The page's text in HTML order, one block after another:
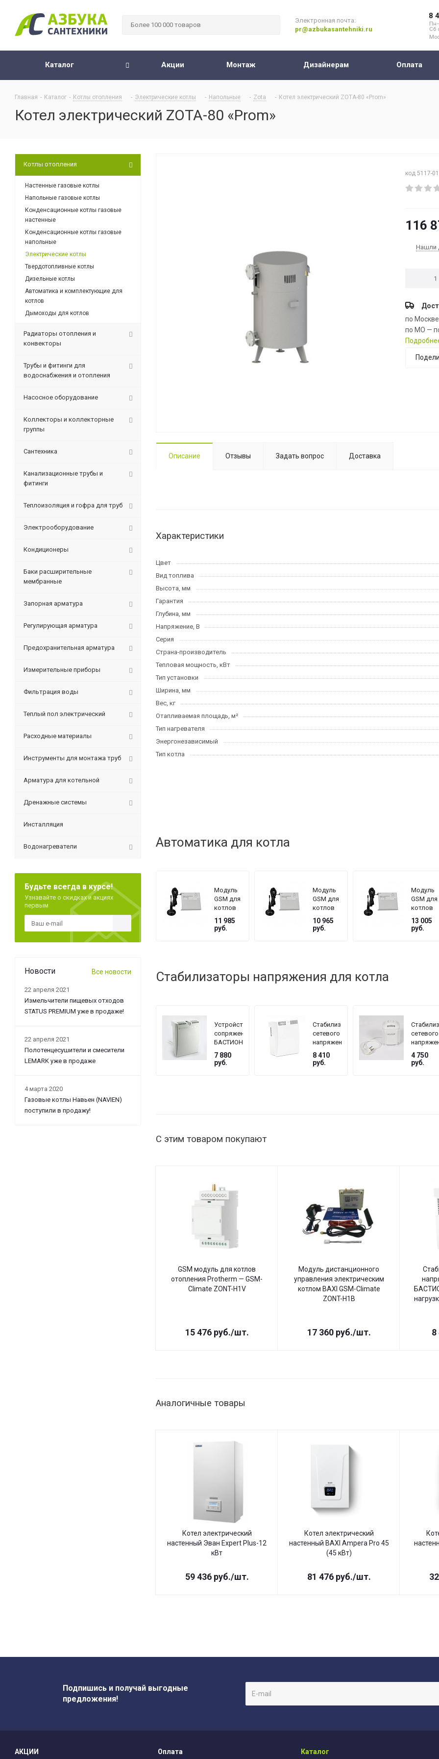
Электронная почта:
pr@azbukasantehniki.ru
8
Сб
Каталог Акции Монтаж Дизайнерам Оплата
Главная - Каталог - Котлы отопления - Электрические котлы - Напольные - Zota - Котел электрический ZOTA-80 «Prom»
Котел электрический ZOTA-80 «Prom»
код 5117-
116
Нашли
по
по МО —
Описание Отзывы Задать вопрос Доставка
Характеристики
Цвет
Вид топлива
Высота, мм
Гарантия
Глубина, мм
Напряжение, В
Серия
Страна-производитель
Тепловая мощность, кВт
Тип установки
Ширина, мм
Вес, кг
Отапливаемая площадь, м²
Тип нагревателя
Энергонезависимый
Тип котла
Автоматика для котла
Модуль
GSM для
котлов
ZOTA
серии
Lux, MK
11 985
руб.
Модуль
GSM для
котлов
ZOTA
серии
Magna
10 965
руб.
Модуль
GSM для
котлов
ZOTA
серии
Pellet,
13 005
руб.
Стабилизаторы напряжения для котла
Устройство
сопряжения
БАСТИОН
TEPLOCOM
GF
7 880
руб.
Стабилизатор
сетевого
напряжения
TEPLOCOM
БАСТИОН
ST-1515
8 410
руб.
сетевого
TEPLOCOM
БАСТИОН
ST
4 750
руб.
С этим товаром покупают
GSM модуль для котлов
отопления Protherm — GSM-
Climate ZONT-H1V
15 476руб./шт.
Модуль дистанционного
управления электрическим
котлом BAXI GSM-Climate
ZONT-H1B
17 360руб./шт. 8
Аналогичные товары
Котел электрический
настенный Эван Expert Plus-12
кВт
59 436руб./шт.
Котел электрический
настенный BAXI Ampera Pro 45
(45 кВт)
81 476руб./шт.
Котлы отопления
Настенные газовые котлы
Напольные газовые котлы
Конденсационные котлы газовые
настенные
Конденсационные котлы газовые
напольные
Электрические котлы
Твердотопливные котлы
Дизельные котлы
Автоматика и комплектующие для
котлов
Дымоходы для котлов
Радиаторы отопления и
конвекторы
Трубы и фитинги для
водоснабжения и отопления
Насосное оборудование
Коллекторы и коллекторные
группы
Сантехника
Канализационные трубы и
фитинги
Теплоизоляция и гофра для труб
Электрооборудование
Кондиционеры
Баки расширительные
мембранные
Запорная арматура
Регулирующая арматура
Предохранительная арматура
Измерительные приборы
Фильтрация воды
Теплый пол электрический
Расходные материалы
Инструменты для монтажа труб
Арматура для котельной
Дренажные системы
Инсталляция
Водонагреватели
Будьте всегда в курсе!
Узнавайте о скидках и акциях
первым
Новости Все новости
22 апреля 2021
Измельчители пищевых отходов
STATUS PREMIUM уже в продаже!
22 апреля 2021
Полотенцесушители и смесители
LEMARK уже в продаже
4 марта 2020
Газовые котлы Навьен (NAVIEN)
поступили в продажу!
Подпишись и получай выгодные
предложения!
АКЦИИ Оплата Каталог